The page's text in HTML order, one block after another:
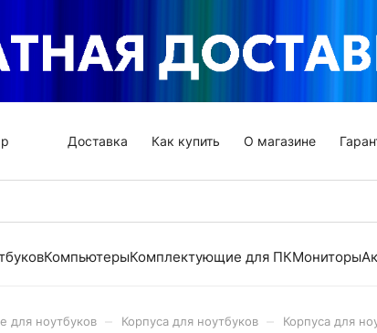
Доставка Как купить О магазине
КомпьютерыКомплектующие для ПКМониторы
для ноутбуков Корпуса для ноутбуков Корпуса для